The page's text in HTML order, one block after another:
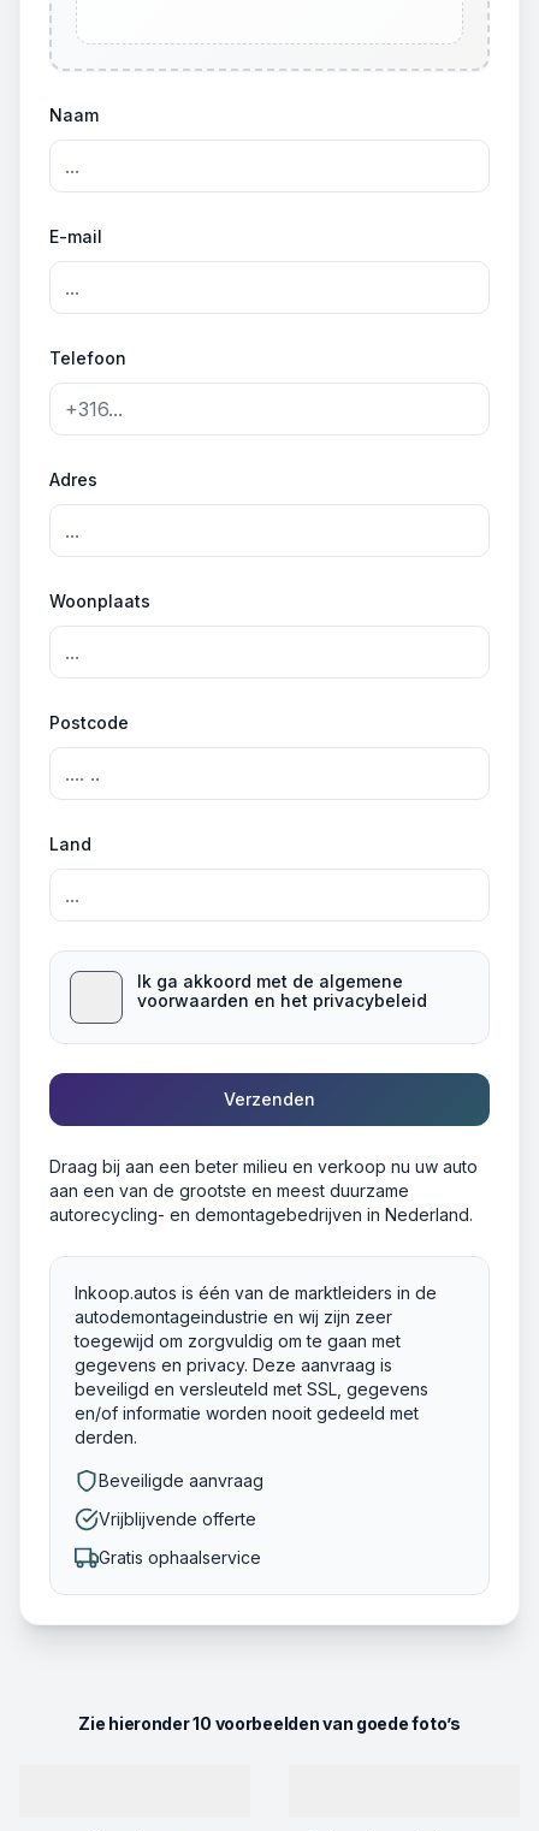
Naam
E-mail
Telefoon
Adres
Woonplaats
Postcode
Land
Ik ga akkoord met de algemene
voorwaarden en het privacybeleid
Verzenden
Draag bij aan een beter milieu en verkoop nu uw auto
aan een van de grootste en meest duurzame
autorecycling- en demontagebedrijven in Nederland.
Inkoop.autos is één van de marktleiders in de
autodemontageindustrie en wij zijn zeer
toegewijd om zorgvuldig om te gaan met
gegevens en privacy. Deze aanvraag is
beveiligd en versleuteld met SSL, gegevens
en/of informatie worden nooit gedeeld met
derden.
Beveiligde aanvraag
Vrijblijvende offerte
Gratis ophaalservice
Zie hieronder 10 voorbeelden van goede foto’s